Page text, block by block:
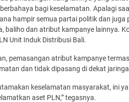
bagi keselamatan. Apalagi
hampir semua partai politik dan juga
baliho dan atribut kampanye lainnya.
Unit Induk Distribusi Bali.
pemasangan atribut kampanye
dan tidak dipasang di dekat
keselamatan masyarakat, ini
aset PLN,” tegasnya.